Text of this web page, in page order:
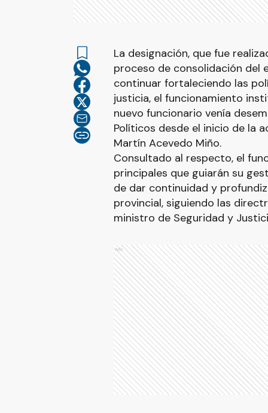
La designación, que fue
proceso de consolidación del
continuar fortaleciendo las
justicia, el funcionamiento
nuevo funcionario venía
Políticos desde el inicio de la
Martín Acevedo Miño.
Consultado al respecto, el
principales que guiarán su
de dar continuidad y
provincial, siguiendo las
ministro de Seguridad y
Ads